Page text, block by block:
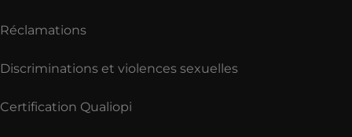
Réclamations
Discriminations et violences sexuelles
Certification Qualiopi